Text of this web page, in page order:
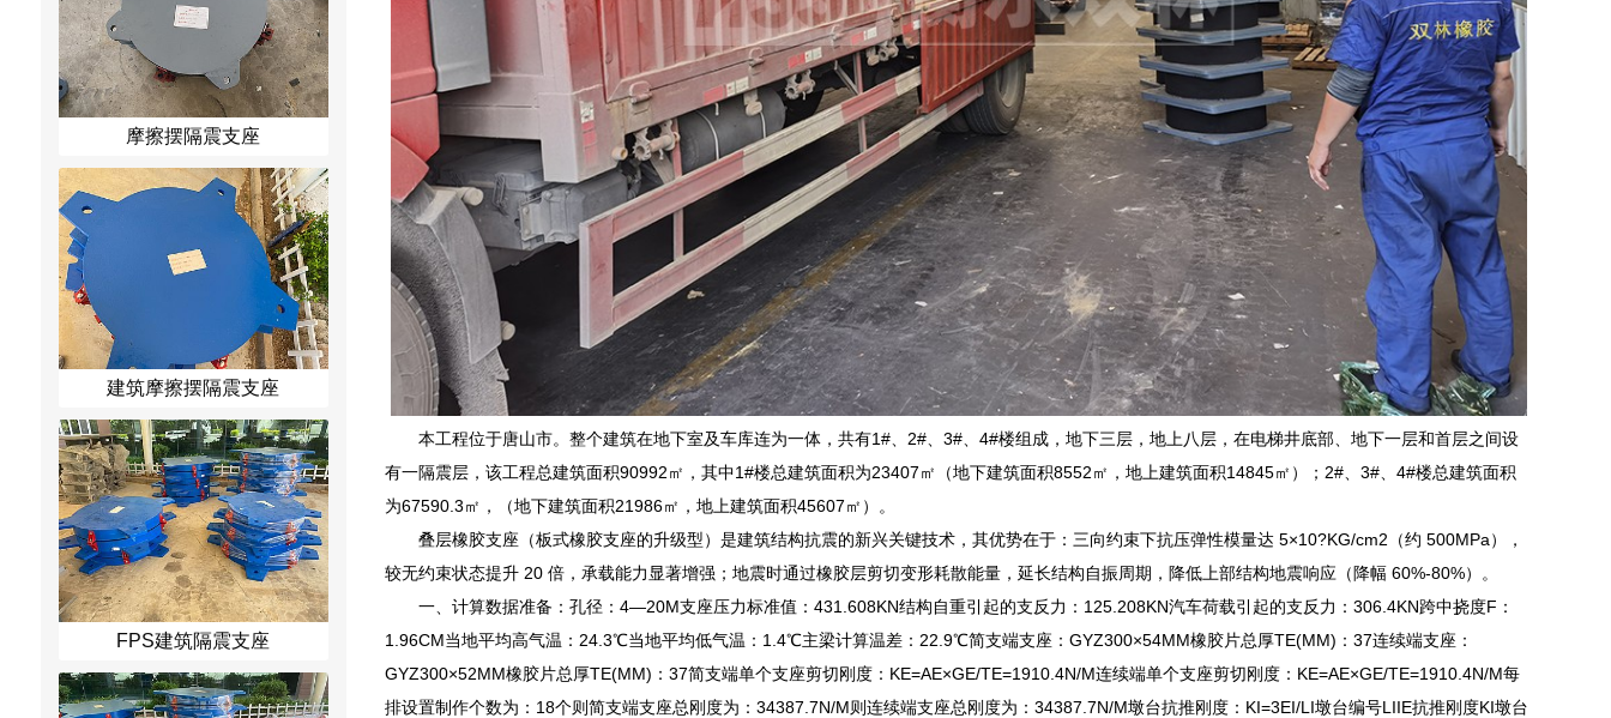
摩擦摆隔震支座
建筑摩擦摆隔震支座
FPS建筑隔震支座
本工程位于唐山市。整个建筑在地下室及车库连为一体，共有1#、2#、3#、4#楼组成，地下三层，地上八层，在电梯井底部、地下一层和首层之间设
有一隔震层，该工程总建筑面积90992㎡，其中1#楼总建筑面积为23407㎡（地下建筑面积8552㎡，地上建筑面积14845㎡）；2#、3#、4#楼总建筑面积
为67590.3㎡，（地下建筑面积21986㎡，地上建筑面积45607㎡）。
叠层橡胶支座（板式橡胶支座的升级型）是建筑结构抗震的新兴关键技术，其优势在于：三向约束下抗压弹性模量达 5×10?KG/cm2（约 500MPa），
较无约束状态提升 20 倍，承载能力显著增强；地震时通过橡胶层剪切变形耗散能量，延长结构自振周期，降低上部结构地震响应（降幅 60%-80%）。
一、计算数据准备：孔径：4—20M支座压力标准值：431.608KN结构自重引起的支反力：125.208KN汽车荷载引起的支反力：306.4KN跨中挠度F：
1.96CM当地平均高气温：24.3℃当地平均低气温：1.4℃主梁计算温差：22.9℃简支端支座：GYZ300×54MM橡胶片总厚TE(MM)：37连续端支座：
GYZ300×52MM橡胶片总厚TE(MM)：37简支端单个支座剪切刚度：KE=AE×GE/TE=1910.4N/M连续端单个支座剪切刚度：KE=AE×GE/TE=1910.4N/M每
排设置制作个数为：18个则简支端支座总刚度为：34387.7N/M则连续端支座总刚度为：34387.7N/M墩台抗推刚度：KI=3EI/LI墩台编号LIIE抗推刚度KI墩台